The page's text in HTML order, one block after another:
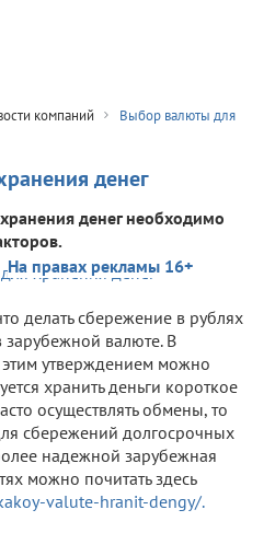
компаний
Выбор валюты для
денег
денег необходимо
На правах рекламы 16+
делать сбережение в рублях
валюте. В
утверждением можно
хранить деньги короткое
осуществлять обмены, то
сбережений долгосрочных
надежной зарубежная
можно почитать здесь
valute-hranit-dengy/.